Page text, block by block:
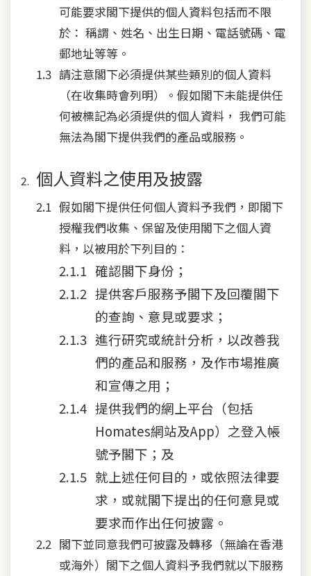
可能要求閣下提供的個人資料包括而不限
於： 稱謂、姓名、出生日期、電話號碼、電
郵地址等等。
請注意閣下必須提供某些類別的個人資料
（在收集時會列明）。假如閣下未能提供任
何被標記為必須提供的個人資料， 我們可能
無法為閣下提供我們的產品或服務。
個人資料之使用及披露
假如閣下提供任何個人資料予我們，即閣下
授權我們收集、保留及使用閣下之個人資
料，以被用於下列目的：
確認閣下身份；
提供客戶服務予閣下及回覆閣下
的查詢、意見或要求；
進行研究或統計分析，以改善我
們的產品和服務，及作市場推廣
和宣傳之用；
提供我們的網上平台（包括
Homates網站及App）之登入帳
號予閣下；及
就上述任何目的，或依照法律要
求，或就閣下提出的任何意見或
要求而作出任何披露。
閣下並同意我們可披露及轉移（無論在香港
或海外）閣下之個人資料予我們就以下服務